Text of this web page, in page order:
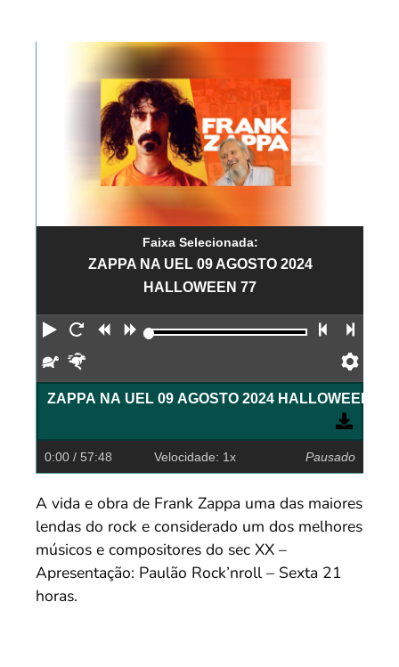
Faixa Selecionada:
ZAPPA NA UEL 09 AGOSTO 2024
HALLOWEEN 77
Reproduzir
Reiniciar
Retroceder
Avançar Faixa
Devagar
0:00 / 57:48 Velocidade: 1x Pausado
A vida e obra de Frank Zappa uma das maiores
lendas do rock e considerado um dos melhores
músicos e compositores do sec XX –
Apresentação: Paulão Rock’nroll – Sexta 21
horas.